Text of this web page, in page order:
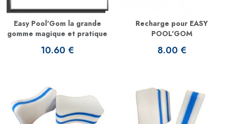
Easy Pool'Gom la grande
gomme magique et pratique
10.60 €
Recharge pour EASY
POOL'GOM
8.00 €